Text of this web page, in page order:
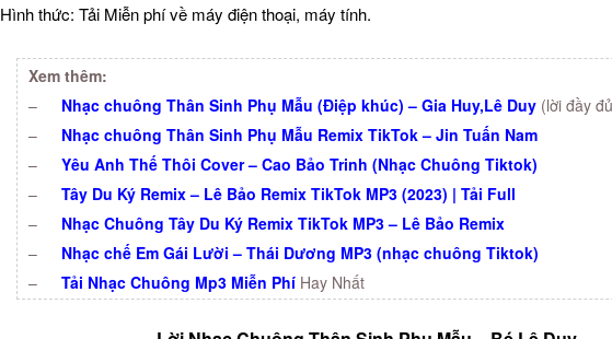
Hình thức: Tải Miễn phí về máy điện thoại, máy tính.
Xem thêm:
–
Nhạc chuông Thân Sinh Phụ Mẫu (Điệp khúc) – Gia Huy,Lê Duy (lời đầy
–
Nhạc chuông Thân Sinh Phụ Mẫu Remix TikTok – Jin Tuấn Nam
–
Yêu Anh Thế Thôi Cover – Cao Bảo Trinh (Nhạc Chuông Tiktok)
–
Tây Du Ký Remix – Lê Bảo Remix TikTok MP3 (2023) | Tải Full
–
Nhạc Chuông Tây Du Ký Remix TikTok MP3 – Lê Bảo Remix
–
Nhạc chế Em Gái Lười – Thái Dương MP3 (nhạc chuông Tiktok)
–
Tải Nhạc Chuông Mp3 Miễn Phí Hay Nhất